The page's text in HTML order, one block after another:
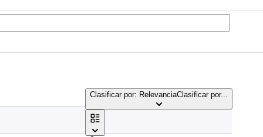
Clasificar por: RelevanciaClasificar por...